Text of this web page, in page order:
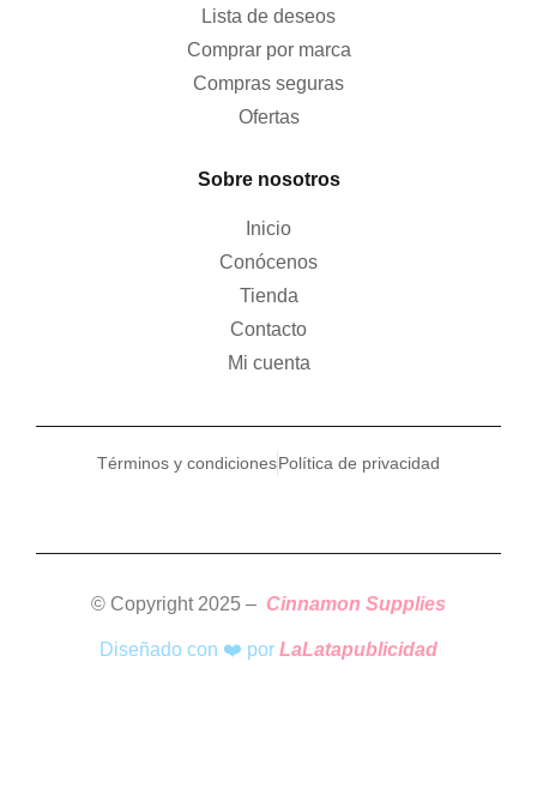
Lista de deseos
Comprar por marca
Compras seguras
Ofertas
Sobre nosotros
Inicio
Conócenos
Tienda
Contacto
Mi cuenta
Términos y condicionesPolítica de privacidad
© Copyright 2025 – Cinnamon Supplies
Diseñado con ❤️ por LaLatapublicidad